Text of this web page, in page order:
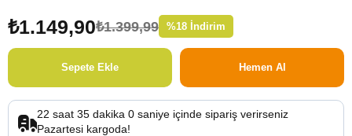
₺1.399,99
₺1.149,90 %18 İndirim
22 saat 34 dakika 59saniyeiçinde sipariş verirseniz
kargoda!